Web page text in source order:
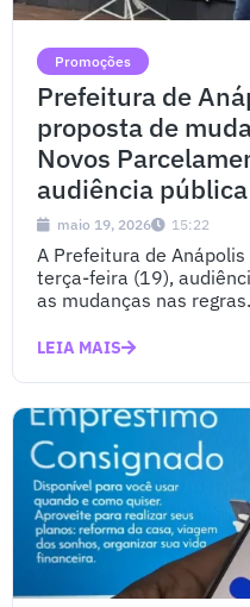
Promoções
Prefeitura de
proposta de
Novos
audiência pública
maio 19, 2026 15:22
A Prefeitura de
terça-feira (19),
as mudanças nas
LEIA MAIS